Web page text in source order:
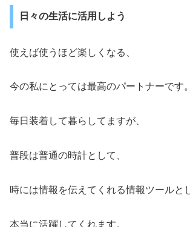
日々の生活に活用しよう
使えば使うほど楽しくなる、
今の私にとっては最高のパートナーです。
毎日装着して暮らしてますが、
普段は普通の時計として、
時には情報を伝えてくれる情報ツールと
本当に活躍してくれます。